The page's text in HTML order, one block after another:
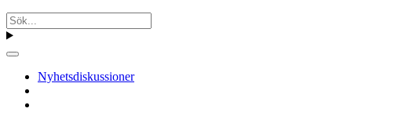
Nyhetsdiskussioner